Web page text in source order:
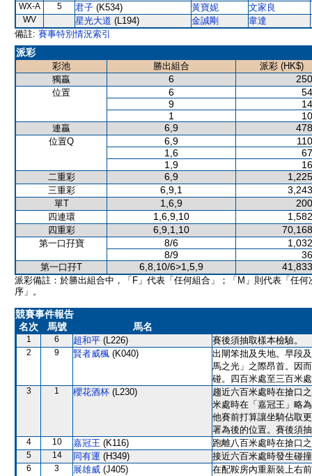
WX-A 5 君子 (K534) 黃寶妮 文家良
WV 星光大道 (L194) 金誠剛
韋達
備註: 賽事特別情況索引
派彩
彩池 勝出組合
派彩 (HK$)
獨贏
6
位置 6
9
1
連贏 6,9
位置Q 6,9
1,6
1,9
二重彩 6,9
三重彩 6,9,1
單T 1,6,9
四連環 1,6,9,10
四重彩 6,9,1,10
第一口孖寶 8/6
8/9
第一口孖T 6,8,10/6>1,5,9
派彩備註：於勝出組合中，「F」代表「任何組合」；「M」則代表「任何
序」。
競賽事件報告
名次
馬號 馬名
1 6 超和平 (L226) 賽後須抽取樣本檢驗。
2 9 賢者威楓 (K040)
出閘笨拙及失地。早段
馬之光」之際昂首。因
碰。四百米處至三百米
3 1 櫻花酒杯 (L230)
趨近六百米處時在搶口
米處時在「嘉冠王」略
他賽前打算讓坐騎佔取
署為後的位置。賽後須
4 10 嘉冠王 (K116) 跑離八百米處時在搶口
5 14 同有運 (H349) 接近六百米處時發生碰
6 3 展雄威 (J405) 在配鞍房內重新裝上右